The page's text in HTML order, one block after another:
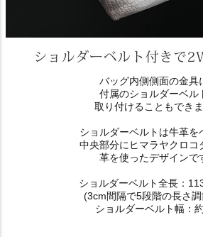
バッグ内側側面の金具
付属のショルダーベル
取り付けることもできま
ショルダーベルトは牛革を
中央部分にヒマラヤクロコ
革を使ったデザインで
ショルダーベルト全長：
(3cm間隔で5段階の長さ
ショルダーベルト幅：